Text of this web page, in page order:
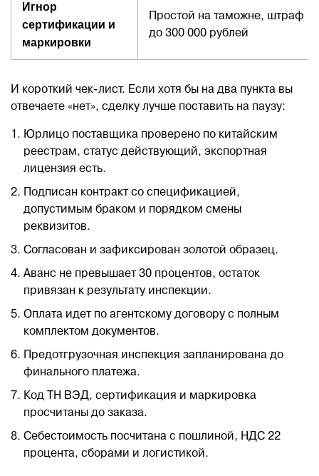
Игнор
сертификации и
маркировки
Простой на таможне, штраф
до 300 000 рублей
И короткий чек-лист. Если хотя бы на два пункта вы
отвечаете «нет», сделку лучше поставить на паузу:
Юрлицо поставщика проверено по китайским
реестрам, статус действующий, экспортная
лицензия есть.
Подписан контракт со спецификацией,
допустимым браком и порядком смены
реквизитов.
Согласован и зафиксирован золотой образец.
Аванс не превышает 30 процентов, остаток
привязан к результату инспекции.
Оплата идет по агентскому договору с полным
комплектом документов.
Предотгрузочная инспекция запланирована до
финального платежа.
Код ТН ВЭД, сертификация и маркировка
просчитаны до заказа.
Себестоимость посчитана с пошлиной, НДС 22
процента, сборами и логистикой.